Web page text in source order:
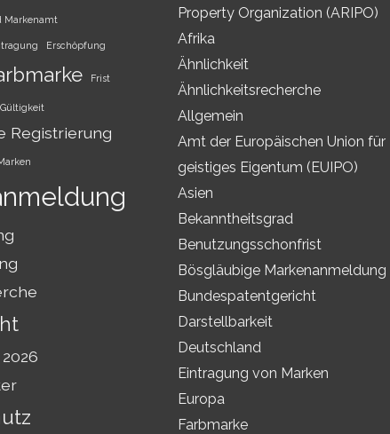
Markenamt
Erschöpfung
Frist
Gültigkeit
Registrierung
Property Organization (ARIPO)
Afrika
Ähnlichkeit
Ähnlichkeitsrecherche
Allgemein
Amt der Europäischen Union für
geistiges Eigentum (EUIPO)
Asien
Bekanntheitsgrad
Benutzungsschonfrist
Bösgläubige Markenanmeldung
Bundespatentgericht
Darstellbarkeit
Deutschland
Eintragung von Marken
Europa
Farbmarke